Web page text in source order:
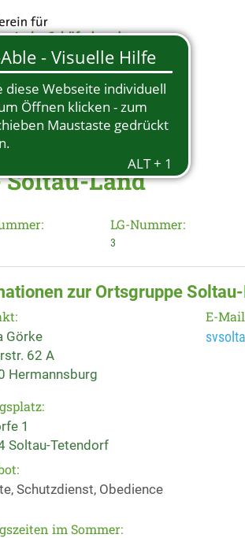
Soltau-Land
LG-Nummer:
3
zur Ortsgruppe Soltau-
Görke
62 A
Hermannsburg
1
Soltau-Tetendorf
E-
Schutzdienst, Obedience
im Sommer: